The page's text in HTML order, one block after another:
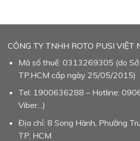
CÔNG TY TNHH ROTO PUSI VIỆT
Mã số thuế: 0313269305 (do
TP.HCM cấp ngày 25/05/2015)
Tel: 1900636288 – Hotline:
Viber…)
Địa chỉ: 8 Song Hành, Phường
TP. HCM